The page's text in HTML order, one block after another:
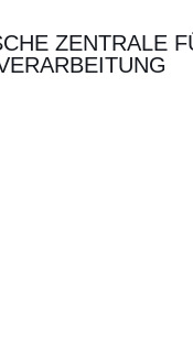
ZENTRALE